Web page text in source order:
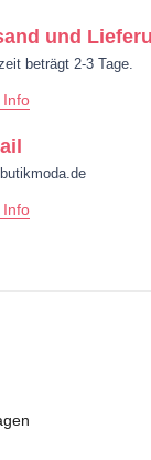
und
beträgt 2-3 Tage.
Info
Info